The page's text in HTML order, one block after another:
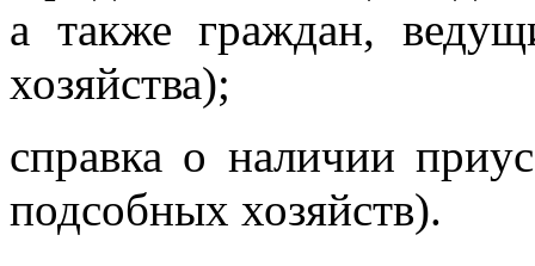
а также граждан,
хозяйства);
справка о наличии
подсобных хозяйств).